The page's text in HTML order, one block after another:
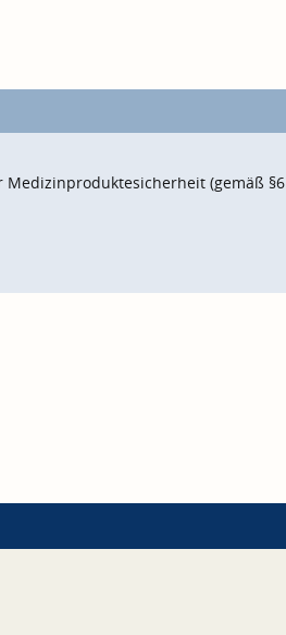
(gemäß §6